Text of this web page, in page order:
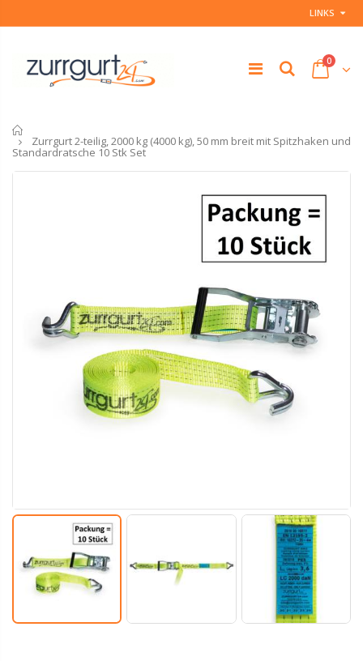
LINKS
0
Zurrgurt 2-teilig, 2000 kg (4000 kg), 50 mm breit mit Spitzhaken und
Standardratsche 10 Stk Set